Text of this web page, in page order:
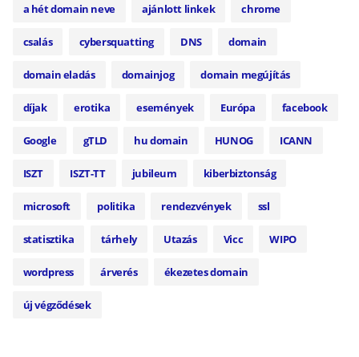
a hét domain neve ajánlott linkek chrome
csalás cybersquatting DNS domain
domain eladás domainjog domain megújítás
díjak erotika események Európa facebook
Google gTLD hu domain HUNOG ICANN
ISZT ISZT-TT jubileum kiberbiztonság
microsoft politika rendezvények ssl
statisztika tárhely Utazás Vicc WIPO
wordpress árverés ékezetes domain
új végződések